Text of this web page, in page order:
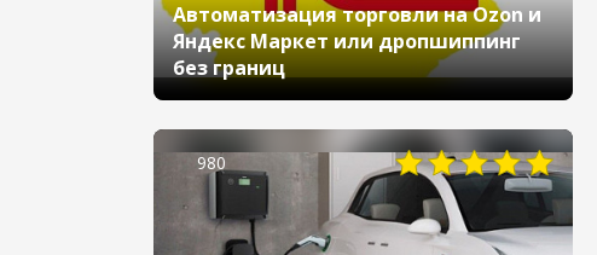
Автоматизация торговли на Ozon и
Яндекс Маркет или дропшиппинг
без границ
980